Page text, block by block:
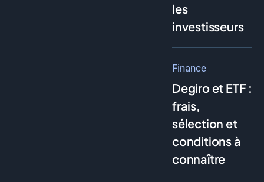
les
investisseurs
Finance
Degiro et ETF :
frais,
sélection et
conditions à
connaître